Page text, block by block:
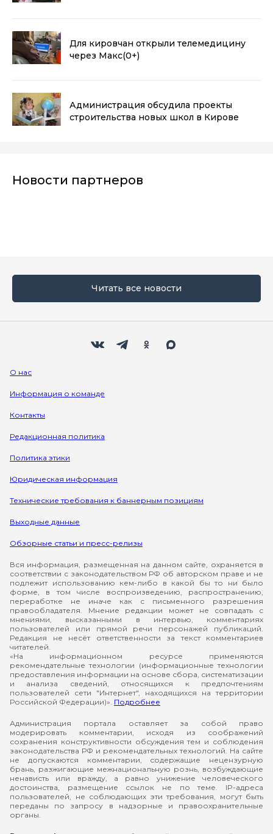
Для кировчан открыли телемедицину
через Макс(0+)
Администрация обсудила проекты
строительства новых школ в Кирове
Новости партнеров
Читать все новости
О нас
Информация о команде
Контакты
Редакционная политика
Политика этики
Юридическая информация
Технические требования к баннерным позициям
Выходные данные
Обзорные статьи и пресс-релизы
Вся информация, размещенная на данном сайте, охраняется в
соответствии с законодательством РФ об авторском праве и не
подлежит использованию кем-либо в какой бы то ни было
форме, в том числе воспроизведению, распространению,
переработке не иначе как с письменного разрешения
правообладателя. Мнение редакции может не совпадать с
мнениями, высказанными в интервью, комментариях
пользователей или прямой речи персонажей публикаций.
Редакция не несёт ответственности за текст комментариев
читателей.
«На информационном ресурсе применяются
рекомендательные технологии (информационные технологии
предоставления информации на основе сбора, систематизации
и анализа сведений, относящихся к предпочтениям
пользователей сети "Интернет", находящихся на территории
Российской Федерации)». Подробнее
Администрация портала оставляет за собой право
модерировать комментарии, исходя из соображений
сохранения конструктивности обсуждения тем и соблюдения
законодательства РФ и рекомендательных технологий. На сайте
не допускаются комментарии, содержащие нецензурную
брань, разжигающие межнациональную рознь, возбуждающие
ненависть или вражду, а равно унижение человеческого
достоинства, размещение ссылок не по теме. IP-адреса
пользователей, не соблюдающих эти требования, могут быть
переданы по запросу в надзорные и правоохранительные
органы.